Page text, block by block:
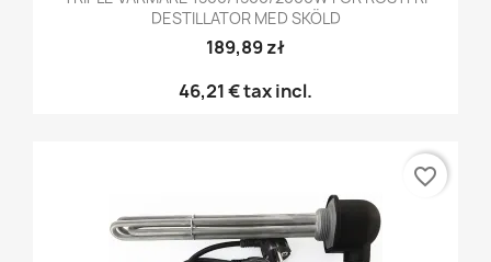
DESTILLATOR MED SKÖLD
189,89 zł
46,21 €tax incl.
favorite_border